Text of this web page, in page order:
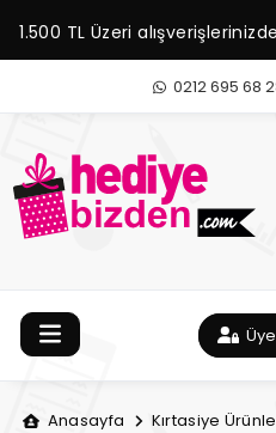
1.500 TL Üzeri
0212 695 68
Anasayfa Kırtasiye